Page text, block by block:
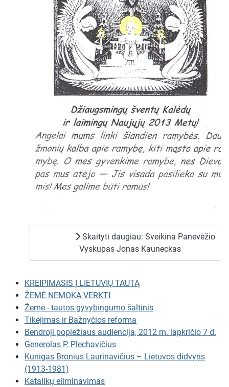
Skaityti daugiau: Sveikina Panevėžio
Vyskupas Jonas Kauneckas
KREIPIMASIS Į LIETUVIŲ TAUTĄ
ŽEMĖ NEMOKA VERKTI
Žemė - tautos gyvybingumo šaltinis
Tikėjimas ir Bažnyčios reforma
Bendroji popiežiaus audiencija, 2012 m. lapkričio 7 d.
Generolas P. Plechavičius
Kunigas Bronius Laurinavičius – Lietuvos didvyris
(1913-1981)
Katalikų eliminavimas